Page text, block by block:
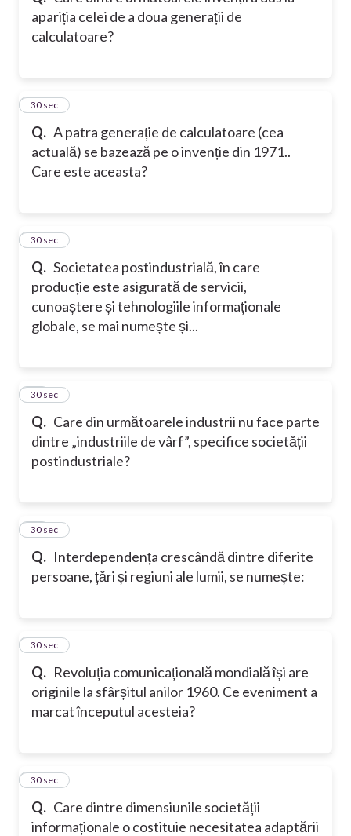
apariția celei de a doua generații de
calculatoare?
Q. A patra generație de calculatoare (cea
actuală) se bazează pe o invenție din 1971..
Care este aceasta?
11
30 sec
Q. Societatea postindustrială, în care
producție este asigurată de servicii,
cunoaștere și tehnologiile informaționale
globale, se mai numește și...
12
30 sec
Q. Care din următoarele industrii nu face parte
dintre „industriile de vârf”, specifice societății
postindustriale?
13
30 sec
Q. Interdependența crescândă dintre diferite
persoane, țări și regiuni ale lumii, se numește:
14
30 sec
Q. Revoluția comunicațională mondială își are
originile la sfârșitul anilor 1960. Ce eveniment a
marcat începutul acesteia?
15
30 sec
Q. Care dintre dimensiunile societății
informaționale o costituie necesitatea adaptării
16
30 sec